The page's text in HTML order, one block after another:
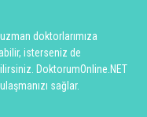
doktorlarımıza
isterseniz de
DoktorumOnline.NET
sağlar.